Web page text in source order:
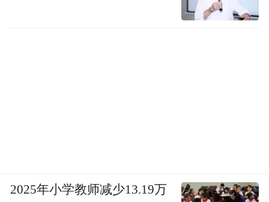
2025年小学教师减少13.19万